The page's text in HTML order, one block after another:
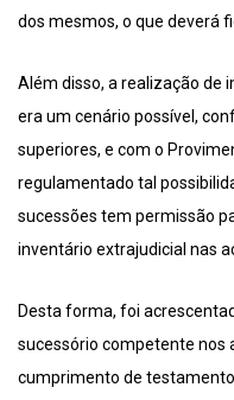
dos mesmos, o que deverá
Além disso, a realização de
era um cenário possível,
superiores, e com o
regulamentado tal
sucessões tem permissão
inventário extrajudicial nas
Desta forma, foi
sucessório competente nos
cumprimento de